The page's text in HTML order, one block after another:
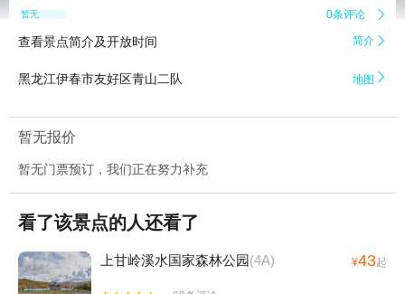
暂无点评 0条评论 
查看景点简介及开放时间 简介 
黑龙江伊春市友好区青山二队 地图 
暂无报价
暂无门票预订，我们正在努力补充
看了该景点的人还看了
上甘岭溪水国家森林公园(4A) ¥43起